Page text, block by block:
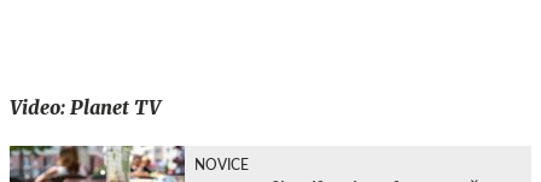
Video: Planet TV
NOVICE